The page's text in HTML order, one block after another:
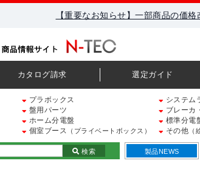
【重要なお知らせ】一部商品の価格
カタログ請求 選定ガイド
プラボックス システム
盤用パーツ ブレーカ
ホーム分電盤 標準分電
個室ブース （プライベートボックス） その他 （
検索 製品NEWS